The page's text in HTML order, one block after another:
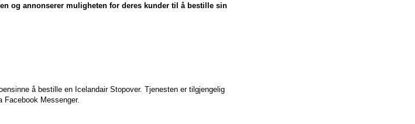
og annonserer muligheten for deres kunder til å bestille sin
å bestille en Icelandair Stopover. Tjenesten er tilgjengelig
Messenger.